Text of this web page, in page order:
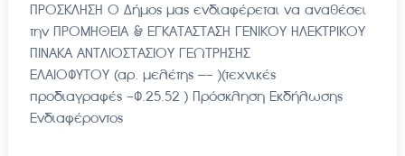
ΠΡΟΣΚΛΗΣΗ Ο Δήμος μας ενδιαφέρεται να αναθέσει
την ΠΡΟΜΗΘΕΙΑ & ΕΓΚΑΤΑΣΤΑΣΗ ΓΕΝΙΚΟΥ ΗΛΕΚΤΡΙΚΟΥ
ΠΙΝΑΚΑ ΑΝΤΛΙΟΣΤΑΣΙΟΥ ΓΕΩΤΡΗΣΗΣ
ΕΛΑΙΟΦΥΤΟΥ (αρ. μελέτης —- )(τεχνικές
προδιαγραφές -Φ.25.52 ) Πρόσκληση Εκδήλωσης
Ενδιαφέροντος